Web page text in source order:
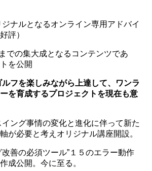
ナルとなるオンライン専用アドバイ
評）
での集大成となるコンテンツであ
を公開
フを楽しみながら上達して、ワンラ
を育成するプロジェクトを現在も意
ング事情の変化と進化に伴って新た
が必要と考えオリジナル講座開設。
善の必須ツール”１５のエラー動作
成公開。今に至る。